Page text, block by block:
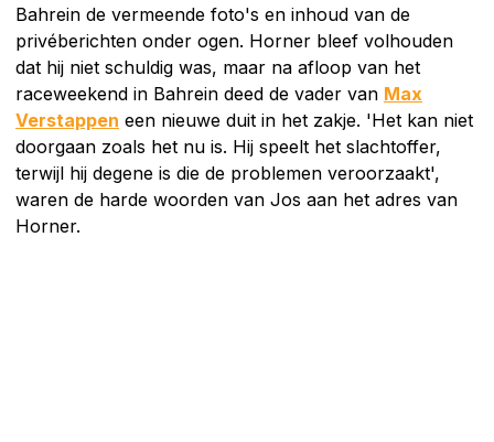
Bahrein de vermeende foto's en inhoud van de
privéberichten onder ogen. Horner bleef volhouden
dat hij niet schuldig was, maar na afloop van het
raceweekend in Bahrein deed de vader van Max
Verstappen een nieuwe duit in het zakje. 'Het kan niet
doorgaan zoals het nu is. Hij speelt het slachtoffer,
terwijl hij degene is die de problemen veroorzaakt',
waren de harde woorden van Jos aan het adres van
Horner.